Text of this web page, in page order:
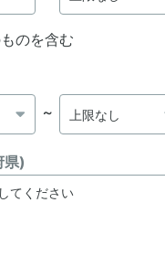
のを含む
～
県)